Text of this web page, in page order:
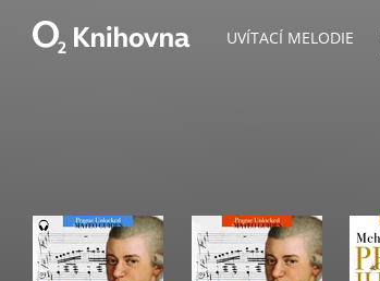
UVÍTACÍ MELODIE